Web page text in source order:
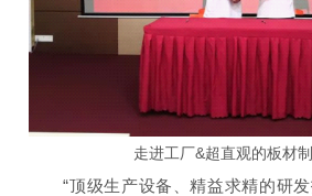
走进工厂&超直观的板材
“顶级生产设备、精益求精的研发